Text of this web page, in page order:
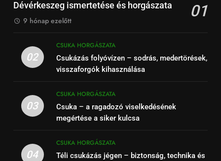
Dévérkeszeg ismertetése és horgászata 01
9 hónap ezelőtt
02
CSUKA HORGÁSZATA
Csukázás folyóvízen – sodrás, medertörések,
visszaforgók kihasználása
03
CSUKA HORGÁSZATA
Csuka – a ragadozó viselkedésének
megértése a siker kulcsa
04
CSUKA HORGÁSZATA
Téli csukázás jégen – biztonság, technika és